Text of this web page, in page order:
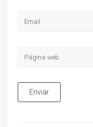
Enviar